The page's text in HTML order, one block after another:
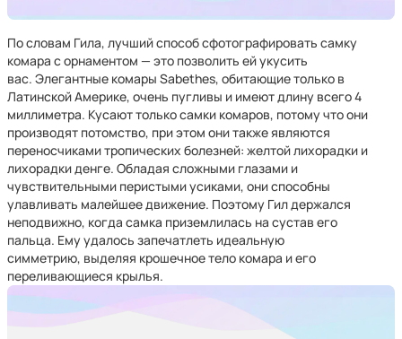
По словам Гила, лучший способ сфотографировать самку
комара с орнаментом — это позволить ей укусить
вас. Элегантные комары Sabethes, обитающие только в
Латинской Америке, очень пугливы и имеют длину всего 4
миллиметра. Кусают только самки комаров, потому что они
производят потомство, при этом они также являются
переносчиками тропических болезней: желтой лихорадки и
лихорадки денге. Обладая сложными глазами и
чувствительными перистыми усиками, они способны
улавливать малейшее движение. Поэтому Гил держался
неподвижно, когда самка приземлилась на сустав его
пальца. Ему удалось запечатлеть идеальную
симметрию, выделяя крошечное тело комара и его
переливающиеся крылья.